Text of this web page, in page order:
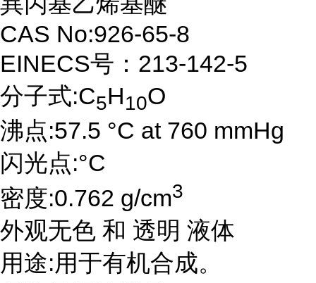
CAS No:926-65-8
EINECS号：213-142-5
分子式:C5H10O
沸点:57.5 °C at 760 mmHg
闪光点:°C
密度:0.762 g/cm3
外观无色 和 透明 液体
用途:用于有机合成。